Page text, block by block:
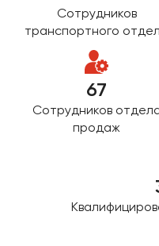
Сотрудников
транспортного
67
Сотрудников
продаж